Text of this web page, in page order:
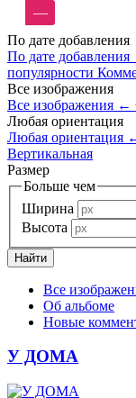
—
По дате добавления
По дате добавления
популярности
Все изображения
Все изображения ←
Любая ориентация
Любая ориентация
Вертикальная
Размер
Больше чем
Ширина
Высота
Все
Об альбоме
Новые
У ДОМА